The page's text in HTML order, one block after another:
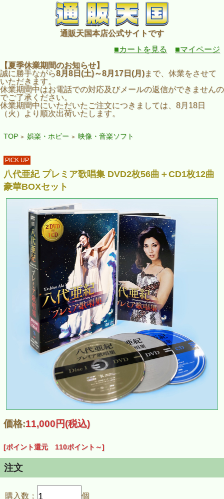
通販天国本店公式サイトです
■カートを見る
■マイページ
【夏季休業期間のお知らせ】
誠に勝手ながら8月8日(土)～8月17日(月)まで、休業をさせて
いただきます。
休業期間中はお電話での対応及びメールの返信ができませんの
でご了承ください。
休業期間中にいただいたご注文につきましては、8月18日
（火）より順次出荷いたします。
TOP > 娯楽・ホビー > 映像・音楽ソフト
PICK UP
八代亜紀 プレミア歌唱集 DVD2枚56曲＋CD1枚12曲
豪華BOXセット
価格:11,000円(税込)
[ポイント還元 110ポイント～]
注文
購入数： 個